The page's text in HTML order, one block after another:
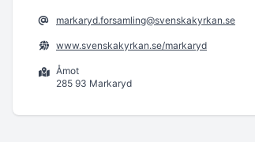
markaryd.forsamling@svenskakyrkan.se
www.svenskakyrkan.se/markaryd
Åmot
285 93 Markaryd